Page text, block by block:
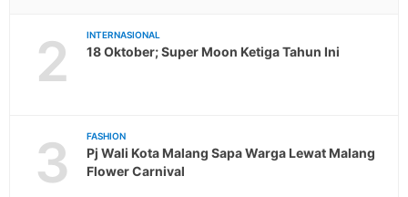
2 INTERNASIONAL
18 Oktober; Super Moon Ketiga Tahun Ini
3 FASHION
Pj Wali Kota Malang Sapa Warga Lewat Malang
Flower Carnival